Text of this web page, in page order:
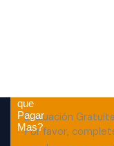
Evaluación
Por favor,
que
Pagar
Mas?